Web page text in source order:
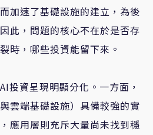
加速了基礎設施的建立，為後
此，問題的核心不在於是否存
時，哪些投資能留下來。
投資呈現明顯分化。一方面，
雲端基礎設施）具備較強的實
應用層則充斥大量尚未找到穩